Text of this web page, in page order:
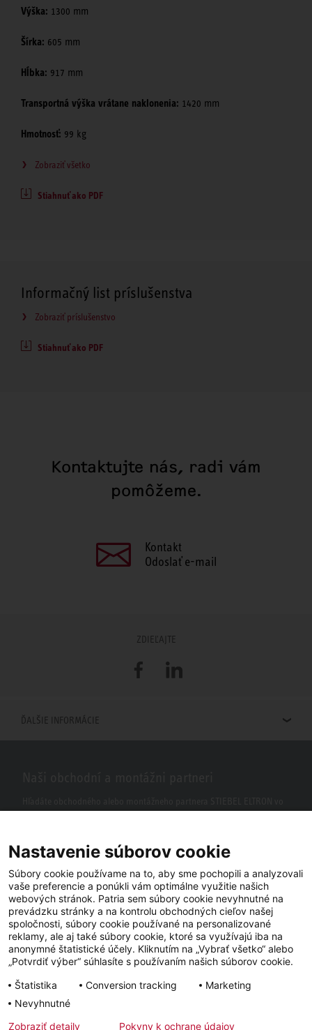
Výška: 1300 mm
Šírka: 605 mm
Hĺbka: 917 mm
Transportná výška vrátane naklonenia: 1420 mm
Hmotnosť: 99 kg
Zobraziť všetko
Stiahnuť ako PDF
Informačný list príslušenstva
Zobraziť príslušenstvo
Stiahnuť ako PDF
Kontaktujte nás, radi vám
pomôžeme.
Kontakt
Odoslať e-mail
ZDIEĽAJTE
FacebookLinkedIn
ĎALŠIE INFORMÁCIE
Facebook YouTube LinkedIn
Instagram
Nastavenie súborov cookie
Súbory cookie používame na to, aby sme pochopili a analyzovali
vaše preferencie a ponúkli vám optimálne využitie našich
webových stránok. Patria sem súbory cookie nevyhnutné na
prevádzku stránky a na kontrolu obchodných cieľov našej
spoločnosti, súbory cookie používané na personalizované
reklamy, ale aj také súbory cookie, ktoré sa využívajú iba na
anonymné štatistické účely. Kliknutím na „Vybrať všetko“ alebo
„Potvrdiť výber“ súhlasíte s používaním našich súborov cookie.
Štatistika
Conversion tracking
Marketing
Nevyhnutné
Zobraziť detaily
Pokyny k ochrane údajov